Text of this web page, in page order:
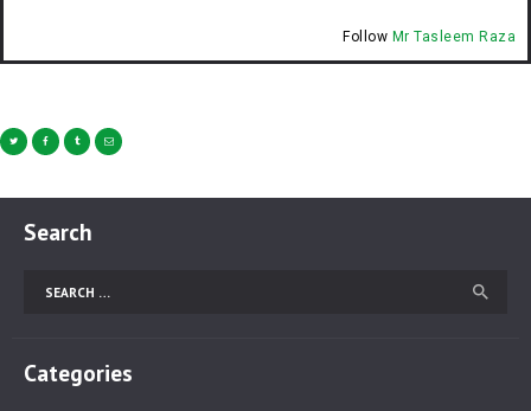
Follow Mr Tasleem Raza
Search
Categories